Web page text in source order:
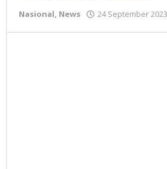
Nasional, News 24 September 2023